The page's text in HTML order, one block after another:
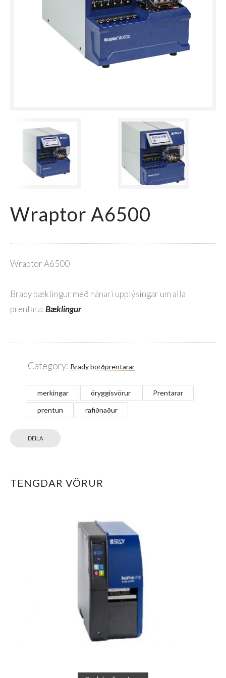
Wraptor A6500
Wraptor A6500
Brady bæklingur með nánari upplýsingar um alla
prentara:Bæklingur
Category: Brady borðprentarar
merkingar öryggisvörur
Prentarar
prentun
rafiðnaður
DEILA
TENGDAR VÖRUR
Read more